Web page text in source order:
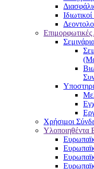
Χρήσιμοι